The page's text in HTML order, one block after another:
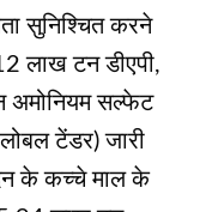
सुनिश्चित करने
लाख टन डीएपी,
अमोनियम सल्फेट
टेंडर) जारी
के कच्चे माल के